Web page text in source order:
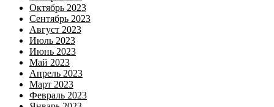
Октябрь 2023
Сентябрь 2023
Август 2023
Июль 2023
Июнь 2023
Май 2023
Апрель 2023
Март 2023
Февраль 2023